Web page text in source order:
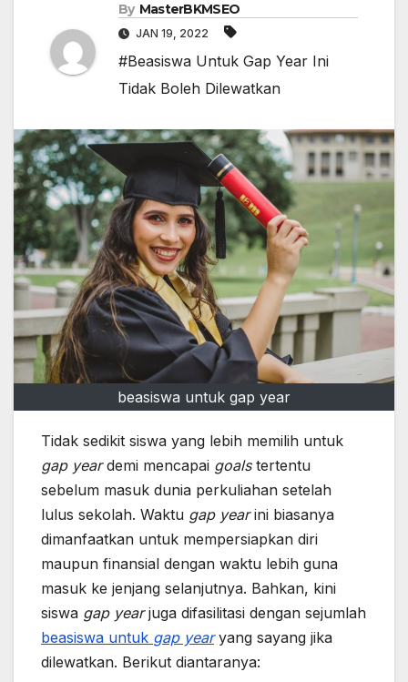
By MasterBKMSEO
JAN 19, 2022
#Beasiswa Untuk Gap Year Ini
Tidak Boleh Dilewatkan
beasiswa untuk gap year
Tidak sedikit siswa yang lebih memilih untuk
gap yeardemi mencapai goalstertentu
sebelum masuk dunia perkuliahan setelah
lulus sekolah. Waktu gap yearini biasanya
dimanfaatkan untuk mempersiapkan diri
maupun finansial dengan waktu lebih guna
masuk ke jenjang selanjutnya. Bahkan, kini
siswa gap yearjuga difasilitasi dengan sejumlah
beasiswa untuk gap yearyang sayang jika
dilewatkan. Berikut diantaranya: